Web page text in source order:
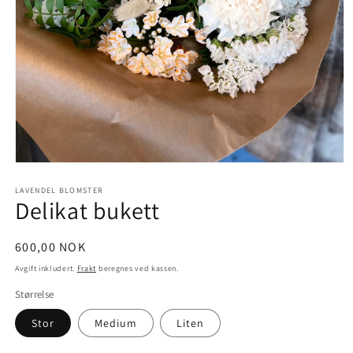
1
i
modal
LAVENDEL BLOMSTER
Delikat bukett
Vanlig
pris
600,00 NOK
Avgift inkludert. Frakt beregnes ved kassen.
Størrelse
Stor Medium Liten